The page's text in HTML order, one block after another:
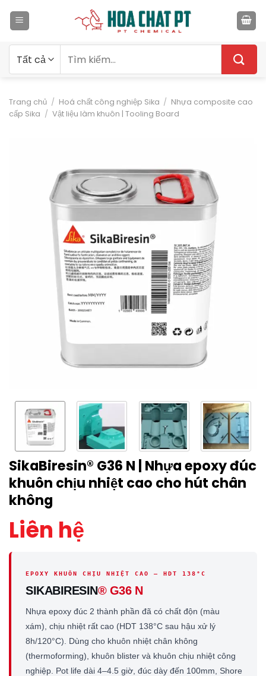
qua
kiếm:
Trang chủ / Hoá chất công nghiệp Sika / Nhựa composite cao
cấp Sika / Vật liệu làm khuôn | Tooling Board
SikaBiresin® G36 N | Nhựa epoxy đúc
khuôn chịu nhiệt cao cho hút chân
không
Liên hệ
EPOXY KHUÔN CHỊU NHIỆT CAO — HDT 138°C
SIKABIRESIN® G36 N
Nhựa epoxy đúc 2 thành phần đã có chất độn (màu
xám), chịu nhiệt rất cao (HDT 138°C sau hậu xử lý
8h/120°C). Dùng cho khuôn nhiệt chân không
(thermoforming), khuôn blister và khuôn chịu nhiệt công
nghiệp. Pot life dài 4–4.5 giờ, đúc dày đến 100mm, Shore